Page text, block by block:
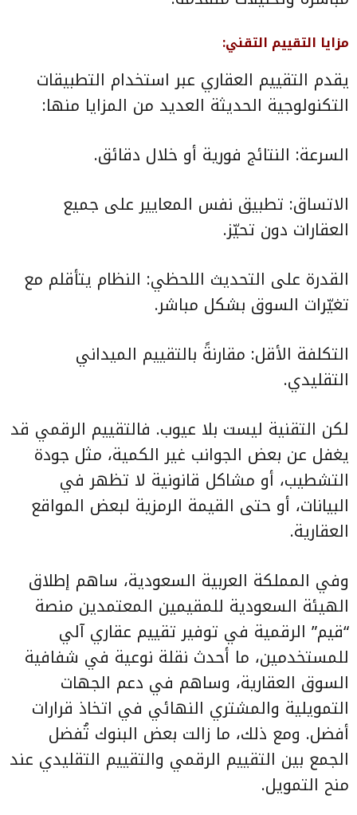
مزايا التقييم التقني:
يقدم التقييم العقاري عبر استخدام التطبيقات
التكنولوجية الحديثة العديد من المزايا منها:
السرعة: النتائج فورية أو خلال دقائق.
الاتساق: تطبيق نفس المعايير على جميع
العقارات دون تحيّز.
القدرة على التحديث اللحظي: النظام يتأقلم مع
تغيّرات السوق بشكل مباشر.
التكلفة الأقل: مقارنةً بالتقييم الميداني
التقليدي.
لكن التقنية ليست بلا عيوب. فالتقييم الرقمي قد
يغفل عن بعض الجوانب غير الكمية، مثل جودة
التشطيب، أو مشاكل قانونية لا تظهر في
البيانات، أو حتى القيمة الرمزية لبعض المواقع
العقارية.
وفي المملكة العربية السعودية، ساهم إطلاق
الهيئة السعودية للمقيمين المعتمدين منصة
“قيم” الرقمية في توفير تقييم عقاري آلي
للمستخدمين، ما أحدث نقلة نوعية في شفافية
السوق العقارية، وساهم في دعم الجهات
التمويلية والمشتري النهائي في اتخاذ قرارات
أفضل. ومع ذلك، ما زالت بعض البنوك تُفضل
الجمع بين التقييم الرقمي والتقييم التقليدي عند
منح التمويل.